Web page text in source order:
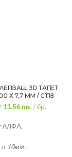
3D ТАПЕТ
Х 7,7 ММ / СТ18
11.56лв./ бр.
АЛФА.
10мм.